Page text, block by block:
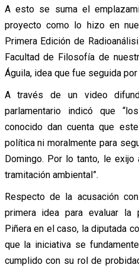
A esto se suma el
proyecto como lo hizo en
Primera Edición de
Facultad de Filosofía de
Águila, idea que fue seguida
A través de un video
parlamentario indicó que
conocido dan cuenta que
política ni moralmente para
Domingo. Por lo tanto, le
tramitación ambiental”.
Respecto de la acusación
primera idea para evaluar la
Piñera en el caso, la diputada
que la iniciativa se
cumplido con su rol de